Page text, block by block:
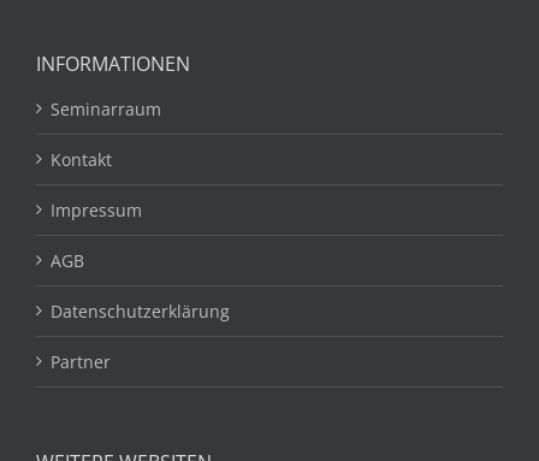
INFORMATIONEN
Seminarraum
Kontakt
Impressum
AGB
Datenschutzerklärung
Partner